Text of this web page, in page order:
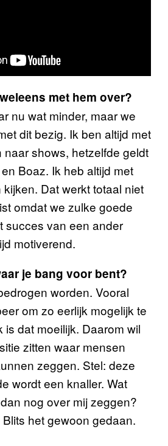
met hem over?
nu wat minder, maar we
dit bezig. Ik ben altijd met
shows, hetzelfde geldt
Boaz. Ik heb altijd met
Dat werkt totaal niet
omdat we zulke goede
succes van een ander
motiverend.
je bang voor bent?
worden. Vooral
om zo eerlijk mogelijk te
is dat moeilijk. Daarom wil
zitten waar mensen
zeggen. Stel: deze
wordt een knaller. Wat
nog over mij zeggen?
het gewoon gedaan.